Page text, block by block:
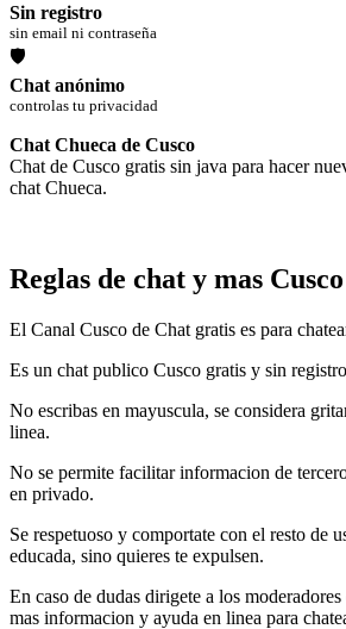
Sin registro
sin email ni contraseña
🛡
Chat anónimo
controlas tu privacidad
Chat Chueca de Cusco
Chat de Cusco gratis sin java para hacer
chat Chueca.
Reglas de chat y mas Cusco
El Canal Cusco de Chat gratis es para
Es un chat publico Cusco gratis y sin
No escribas en mayuscula, se considera
linea.
No se permite facilitar informacion de
en privado.
Se respetuoso y comportate con el resto de
educada, sino quieres te expulsen.
En caso de dudas dirigete a los
mas informacion y ayuda en linea para